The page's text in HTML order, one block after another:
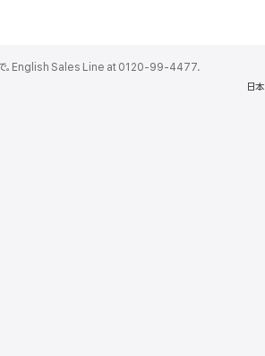
まで。English Sales Line at 0120-99-4477.
日本